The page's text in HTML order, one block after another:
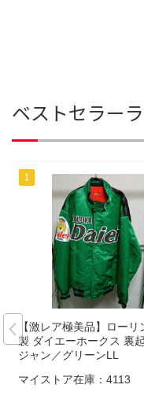
ベストセラー
【激レア極美品】ローリ
製 ダイエーホークス 裏
ジャン／グリーンLL
マイストア在庫： 4113